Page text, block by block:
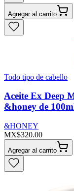
Agregar al carrito
Todo tipo de cabello
Aceite Ex Deep
&honey de
&HONEY
MX$320.00
Agregar al carrito